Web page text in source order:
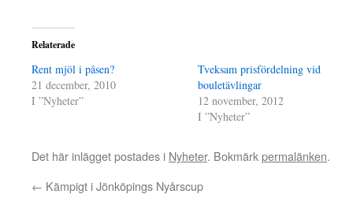
Relaterade
Rent mjöl i påsen?
21 december, 2010
I ”Nyheter”
Tveksam prisfördelning vid
bouletävlingar
12 november, 2012
I ”Nyheter”
Det här inlägget postades i Nyheter. Bokmärkpermalänken.
← Kämpigt i Jönköpings Nyårscup